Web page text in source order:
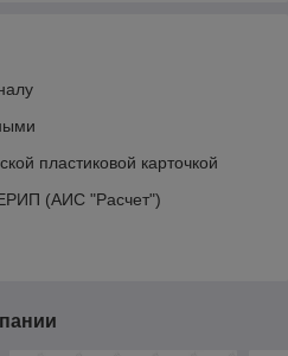
пластиковой карточкой
(АИС "Расчет")